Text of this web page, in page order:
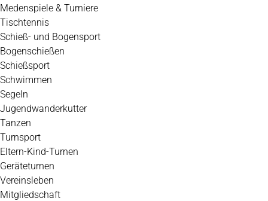
Medenspiele & Turniere
Tischtennis
Schieß- und Bogensport
Bogenschießen
Schießsport
Schwimmen
Segeln
Jugendwanderkutter
Tanzen
Turnsport
Eltern-Kind-Turnen
Geräteturnen
Vereinsleben
Mitgliedschaft